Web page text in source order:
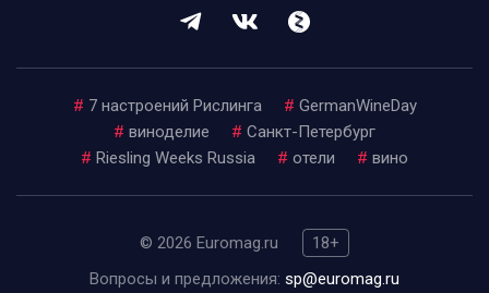
# 7 настроений Рислинга # GermanWineDay
# виноделие # Санкт-Петербург
# Riesling Weeks Russia # отели # вино
© 2026 Euromag.ru
18+
Вопросы и предложения: sp@euromag.ru